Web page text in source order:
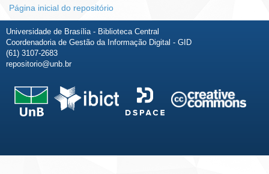
Página inicial do repositório
Universidade de Brasília - Biblioteca Central
Coordenadoria de Gestão da Informação Digital - GID
(61) 3107-2683
repositorio@unb.br